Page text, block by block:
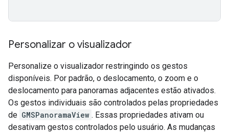
Personalizar o visualizador
Personalize o visualizador restringindo os gestos
disponíveis. Por padrão, o deslocamento, o zoom e o
deslocamento para panoramas adjacentes estão ativados.
Os gestos individuais são controlados pelas propriedades
de GMSPanoramaView . Essas propriedades ativam ou
desativam gestos controlados pelo usuário. As mudanças